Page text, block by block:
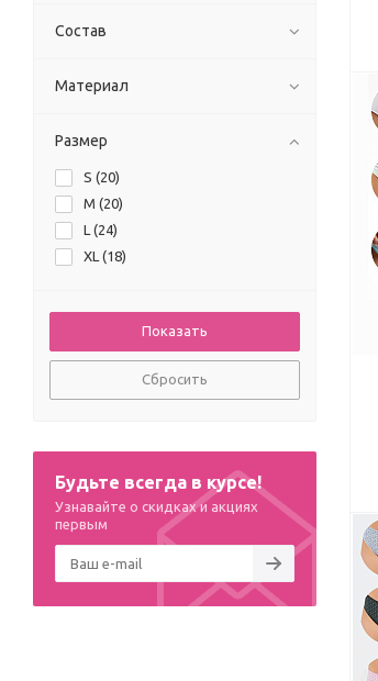
Состав
Материал
Размер
S (20)
M (20)
L (24)
XL (18)
Сбросить
Будьте всегда в курсе!
Узнавайте о скидках и акциях
первым